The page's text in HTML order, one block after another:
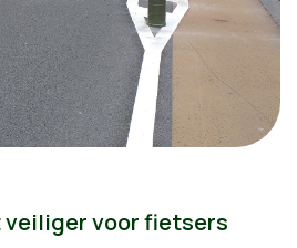
voor fietsers